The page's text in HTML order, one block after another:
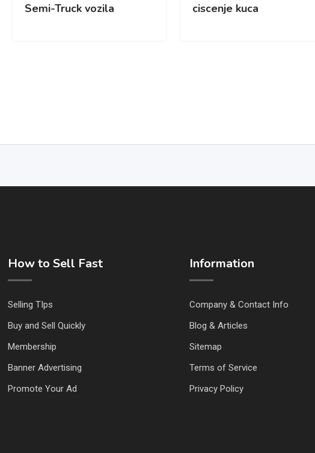
Semi-Truck vozila
ciscenje kuca
How to Sell Fast
Selling TIps
Buy and Sell Quickly
Membership
Banner Advertising
Promote Your Ad
Information
Company & Contact Info
Blog & Articles
Sitemap
Terms of Service
Privacy Policy